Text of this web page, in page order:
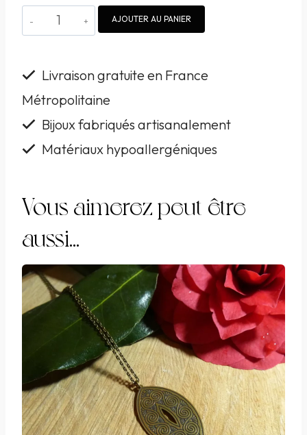
quantité
de
Amélie
Blaise
bronze
et
orange
AJOUTER AU PANIER
Livraison gratuite en France
Métropolitaine
Bijoux fabriqués artisanalement
Matériaux hypoallergéniques
Vous aimerez peut-être
aussi…